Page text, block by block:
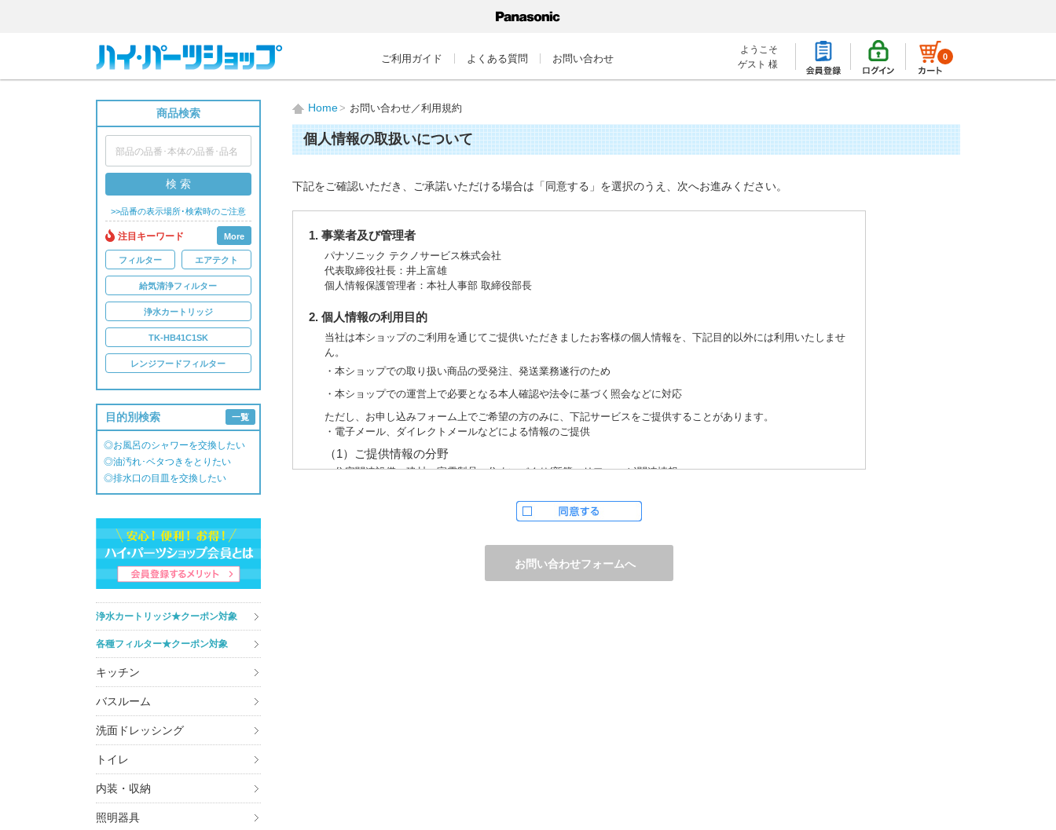
ご利用ガイド よくある質問 お問い合わせ
ようこそ
ゲスト 様
0
商品検索
検 索
>>品番の表示場所･検索時のご注意
注目キーワード More
フィルター エアテクト
給気清浄フィルター
浄水カートリッジ
TK-HB41C1SK
レンジフードフィルター
目的別検索 一覧
◎お風呂のシャワーを交換したい
◎油汚れ･ベタつきをとりたい
◎排水口の目皿を交換したい
浄水カートリッジ★クーポン対象
各種フィルター★クーポン対象
キッチン
バスルーム
洗面ドレッシング
トイレ
内装・収納
照明器具
Home お問い合わせ／利用規約
個人情報の取扱いについて
下記をご確認いただき、ご承諾いただける場合は「同意する」を選択のうえ、次へお進みください。
1. 事業者及び管理者
パナソニック テクノサービス株式会社
代表取締役社長：井上富雄
個人情報保護管理者：本社人事部 取締役部長
2. 個人情報の利用目的
当社は本ショップのご利用を通じてご提供いただきましたお客様の個人情報を、下記目的以外には利用いたしませ
ん。
・本ショップでの取り扱い商品の受発注、発送業務遂行のため
・本ショップでの運営上で必要となる本人確認や法令に基づく照会などに対応
ただし、お申し込みフォーム上でご希望の方のみに、下記サービスをご提供することがあります。
・電子メール、ダイレクトメールなどによる情報のご提供
（1）ご提供情報の分野
・住宅関連設備・建材、家電製品、住まいづくり(新築・リフォーム)関連情報
・キャンペーン、フェアー、イベントに関する情報ご提供
・アンケート、商品モニターに関する情報ご提供など